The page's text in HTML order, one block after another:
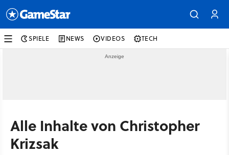
SPIELE NEWS VIDEOS TECH
Alle Inhalte von Christopher
Krizsak